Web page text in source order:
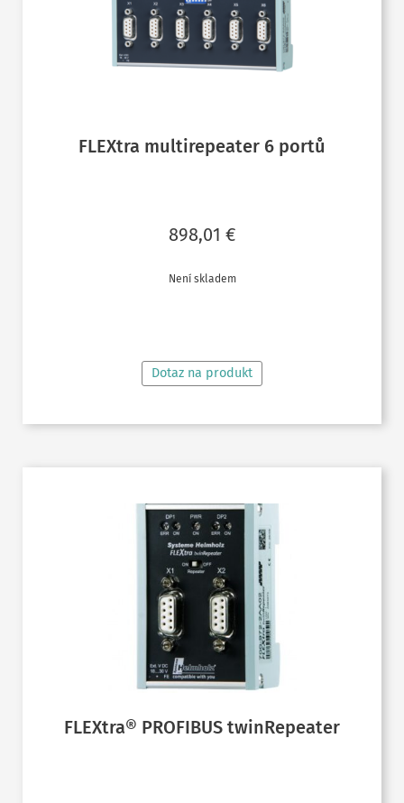
FLEXtra multirepeater 6 portů
898,01 €
Není skladem
Dotaz na produkt
FLEXtra® PROFIBUS twinRepeater